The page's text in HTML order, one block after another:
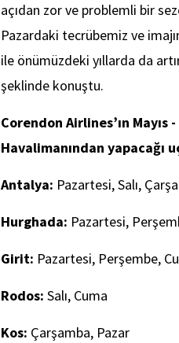
açıdan zor ve problemli bir
Pazardaki tecrübemiz ve
ile önümüzdeki yıllarda da
şeklinde konuştu.
Corendon Airlines’ın
Havalimanından yapacağı
Antalya: Pazartesi, Salı,
Hurghada: Pazartesi,
Girit: Pazartesi, Perşembe,
Rodos: Salı, Cuma
Kos: Çarşamba, Pazar